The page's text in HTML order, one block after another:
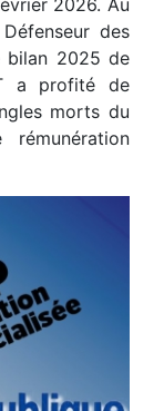
2026. Au
des
bilan 2025 de
a profité de
morts du